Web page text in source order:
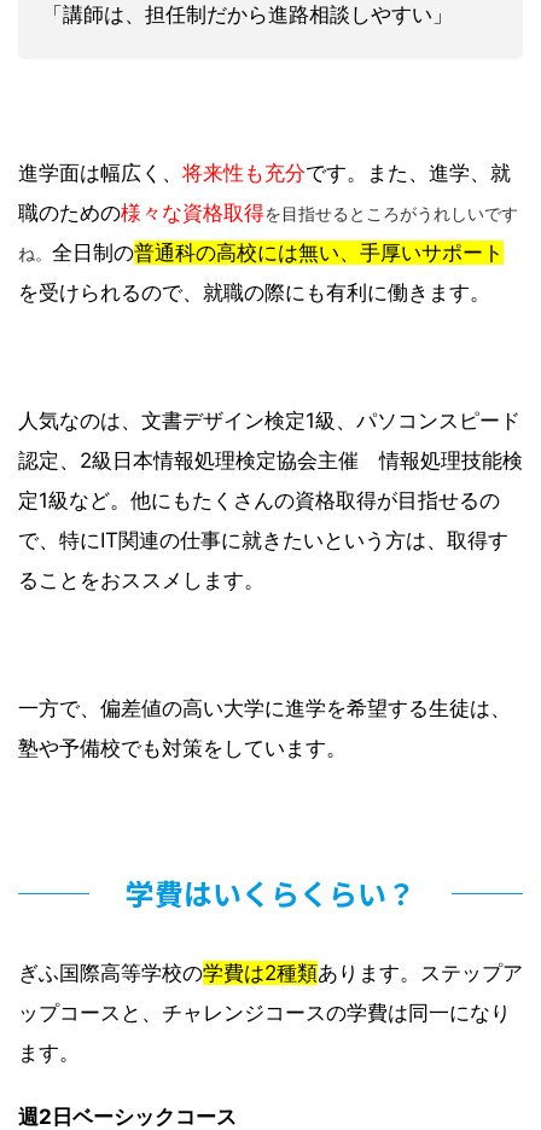
「講師は、担任制だから進路相談しやすい」
進学面は幅広く、 将来性も充分です。また、進学、就
職のための様々な資格取得を目指せるところがうれしいです
ね。 全日制の普通科の高校には無い、手厚いサポート
を受けられるので、就職の際にも有利に働きます。
人気なのは、文書デザイン検定1級、パソコンスピード
認定、2級日本情報処理検定協会主催 情報処理技能検
定1級など。他にもたくさんの資格取得が目指せるの
で、特にIT関連の仕事に就きたいという方は、取得す
ることをおススメします。
一方で、偏差値の高い大学に進学を希望する生徒は、
塾や予備校でも対策をしています。
学費はいくらくらい？
ぎふ国際高等学校の学費は2種類あります。ステップア
ップコースと、チャレンジコースの学費は同一になり
ます。
週2日ベーシックコース